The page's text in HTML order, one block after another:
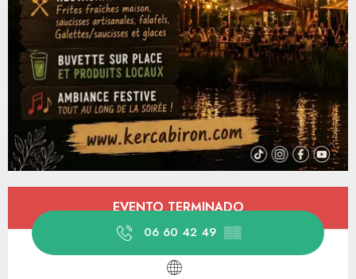
Horarios y datos de contacto
EVENTO TERMINADO
06 60 42 49 ▒▒